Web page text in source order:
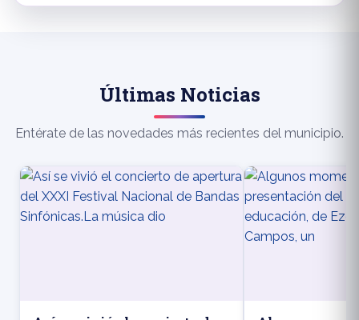
Últimas Noticias
Entérate de las novedades más recientes del municipio.